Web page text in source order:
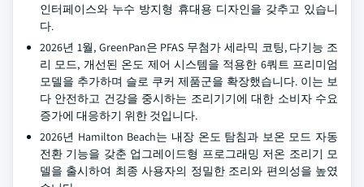
인터페이스와 누수 방지형 휴대용 디자인을 갖추고 있습니
다.
2026년 1월, GreenPan은 PFAS 무첨가 세라믹 코팅, 다기능 조
리 모드, 개선된 온도 제어 시스템을 적용한 6쿼트 프리미엄
모델을 추가하며 슬로 쿠커 제품군을 확장했습니다. 이는 보
다 안전하고 건강을 중시하는 조리기기에 대한 소비자 수요
증가에 대응하기 위한 것입니다.
2026년 Hamilton Beach는 내장 온도 탐침과 보온 모드 자동
전환 기능을 갖춘 업그레이드형 프로그래밍 저온 조리기 모
델을 출시하여 최종 사용자의 정밀한 조리와 편의성을 높였